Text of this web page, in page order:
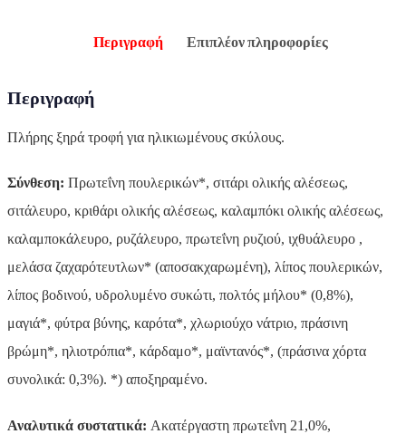
Περιγραφή Επιπλέον πληροφορίες
Περιγραφή
Πλήρης ξηρά τροφή για ηλικιωμένους σκύλους.
Σύνθεση: Πρωτεΐνη πουλερικών*, σιτάρι ολικής αλέσεως,
σιτάλευρο, κριθάρι ολικής αλέσεως, καλαμπόκι ολικής αλέσεως,
καλαμποκάλευρο, ρυζάλευρο, πρωτεΐνη ρυζιού, ιχθυάλευρο ,
μελάσα ζαχαρότευτλων* (αποσακχαρωμένη), λίπος πουλερικών,
λίπος βοδινού, υδρολυμένο συκώτι, πολτός μήλου* (0,8%),
μαγιά*, φύτρα βύνης, καρότα*, χλωριούχο νάτριο, πράσινη
βρώμη*, ηλιοτρόπια*, κάρδαμο*, μαϊντανός*, (πράσινα χόρτα
συνολικά: 0,3%). *) αποξηραμένο.
Αναλυτικά συστατικά: Ακατέργαστη πρωτεΐνη 21,0%,